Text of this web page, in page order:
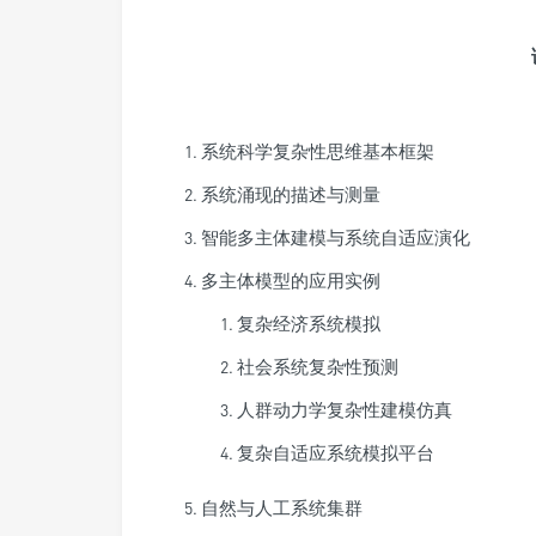
系统科学复杂性思维基本框架
系统涌现的描述与测量
智能多主体建模与系统自适应演化
多主体模型的应用实例
复杂经济系统模拟
社会系统复杂性预测
人群动力学复杂性建模仿真
复杂自适应系统模拟平台
自然与人工系统集群